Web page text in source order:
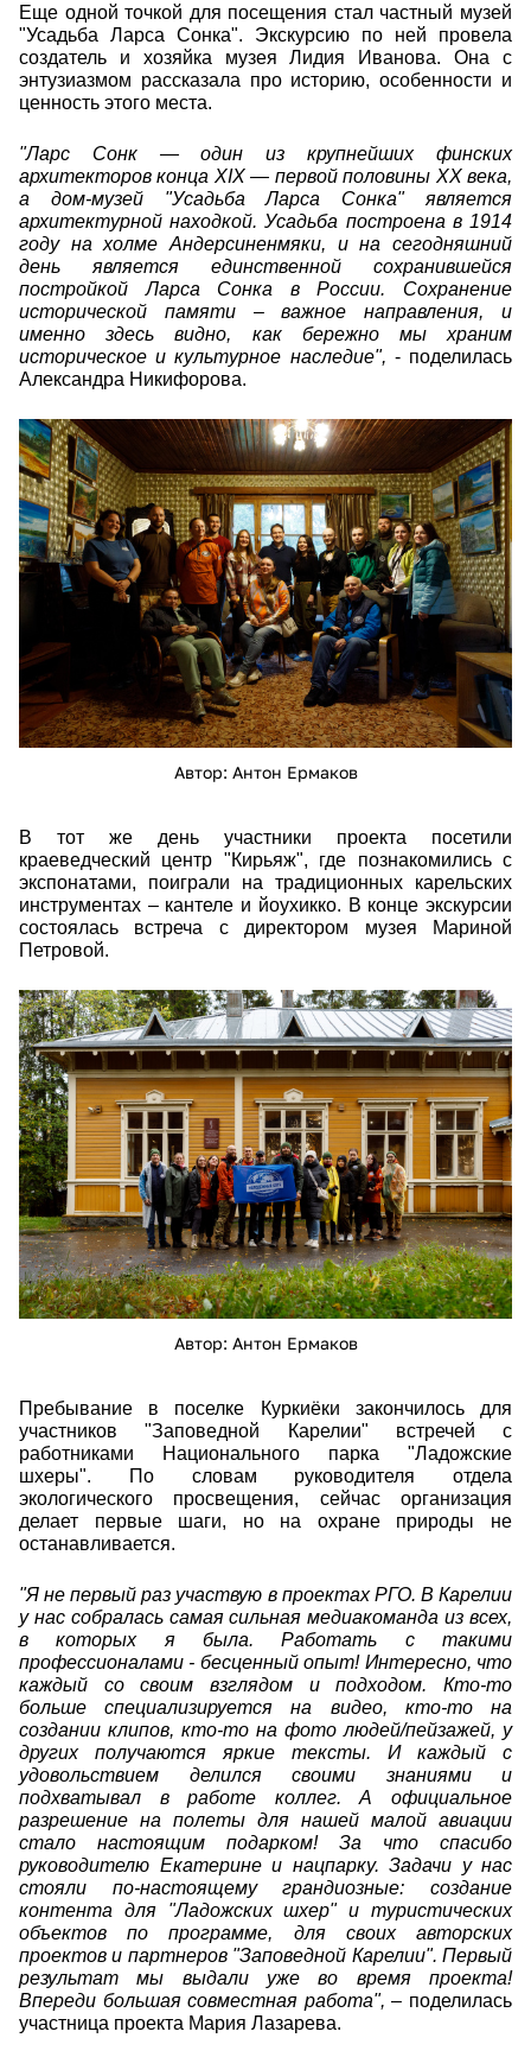
Еще одной точкой для посещения стал частный музей
"Усадьба Ларса Сонка". Экскурсию по ней провела
создатель и хозяйка музея Лидия Иванова. Она с
энтузиазмом рассказала про историю, особенности и
ценность этого места.
"Ларс Сонк — один из крупнейших финских
архитекторов конца XIX — первой половины XX века,
а дом-музей "Усадьба Ларса Сонка" является
архитектурной находкой. Усадьба построена в 1914
году на холме Андерсиненмяки, и на сегодняшний
день является единственной сохранившейся
постройкой Ларса Сонка в России. Сохранение
исторической памяти – важное направления, и
именно здесь видно, как бережно мы храним
историческое и культурное наследие", - поделилась
Александра Никифорова.
eam_6010.jpg
Автор: Антон Ермаков
В тот же день участники проекта посетили
краеведческий центр "Кирьяж", где познакомились с
экспонатами, поиграли на традиционных карельских
инструментах – кантеле и йоухикко. В конце экскурсии
состоялась встреча с директором музея Мариной
Петровой.
ermakov_anton_1.jpg
Автор: Антон Ермаков
Пребывание в поселке Куркиёки закончилось для
участников "Заповедной Карелии" встречей с
работниками Национального парка "Ладожские
шхеры". По словам руководителя отдела
экологического просвещения, сейчас организация
делает первые шаги, но на охране природы не
останавливается.
"Я не первый раз участвую в проектах РГО. В Карелии
у нас собралась самая сильная медиакоманда из всех,
в которых я была. Работать с такими
профессионалами - бесценный опыт! Интересно, что
каждый со своим взглядом и подходом. Кто-то
больше специализируется на видео, кто-то на
создании клипов, кто-то на фото людей/пейзажей, у
других получаются яркие тексты. И каждый с
удовольствием делился своими знаниями и
подхватывал в работе коллег. А официальное
разрешение на полеты для нашей малой авиации
стало настоящим подарком! За что спасибо
руководителю Екатерине и нацпарку. Задачи у нас
стояли по-настоящему грандиозные: создание
контента для "Ладожских шхер" и туристических
объектов по программе, для своих авторских
проектов и партнеров "Заповедной Карелии". Первый
результат мы выдали уже во время проекта!
Впереди большая совместная работа",– поделилась
участница проекта Мария Лазарева.